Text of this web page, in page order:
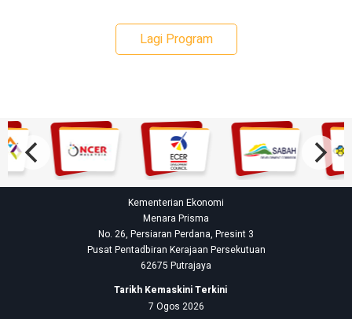
Lagi Program
Kementerian Ekonomi
Menara Prisma
No. 26, Persiaran Perdana, Presint 3
Pusat Pentadbiran Kerajaan Persekutuan
62675 Putrajaya
Tarikh Kemaskini Terkini
7 Ogos 2026